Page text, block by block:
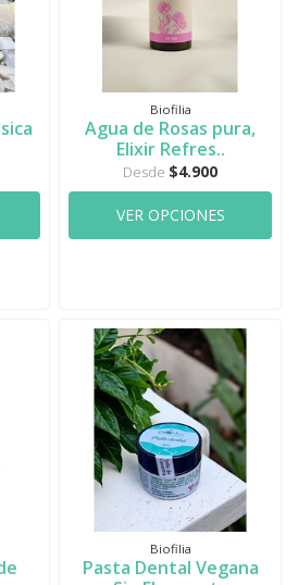
Biofilia
Agua de Rosas pura,
Elixir Refres..
Desde $4.900
VER OPCIONES
Biofilia
Pasta Dental Vegana